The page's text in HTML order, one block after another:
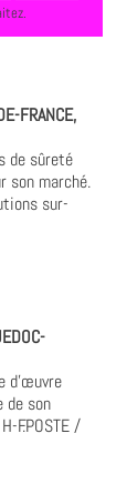
FRANCE,
de sûreté
son marché.
sur-
d'œuvre
de son
F.POSTE /